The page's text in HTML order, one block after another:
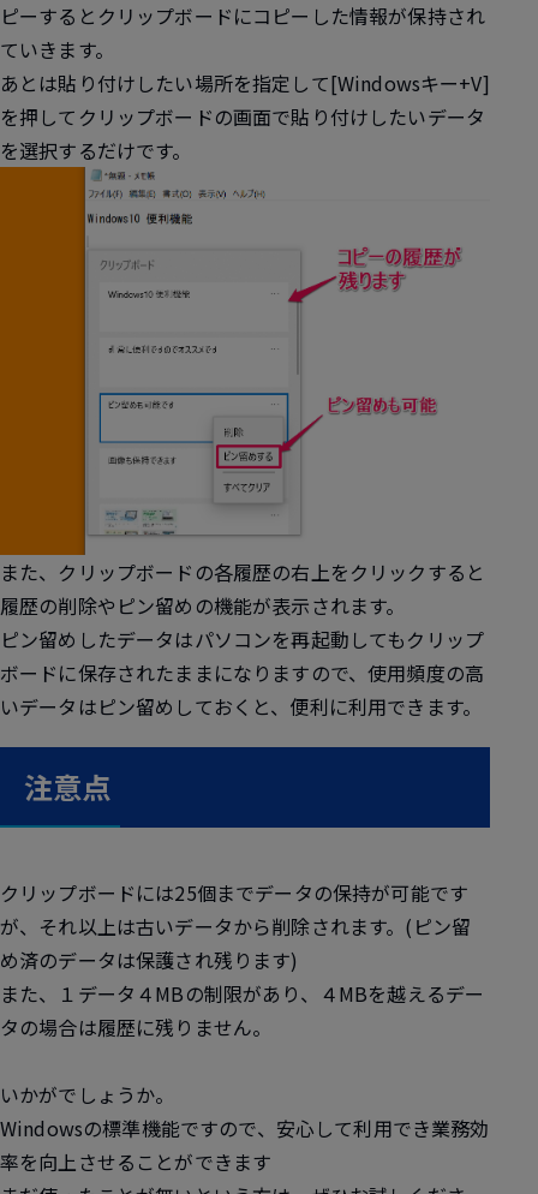
ピーするとクリップボードにコピーした情報が保持され
ていきます。
あとは貼り付けしたい場所を指定して[Windowsキー+V]
を押してクリップボードの画面で貼り付けしたいデータ
を選択するだけです。
また、クリップボードの各履歴の右上をクリックすると
履歴の削除やピン留めの機能が表示されます。
ピン留めしたデータはパソコンを再起動してもクリップ
ボードに保存されたままになりますので、使用頻度の高
いデータはピン留めしておくと、便利に利用できます。
注意点
クリップボードには25個までデータの保持が可能です
が、それ以上は古いデータから削除されます。(ピン留
め済のデータは保護され残ります)
また、１データ４MBの制限があり、４MBを越えるデー
タの場合は履歴に残りません。
いかがでしょうか。
Windowsの標準機能ですので、安心して利用でき業務効
率を向上させることができます